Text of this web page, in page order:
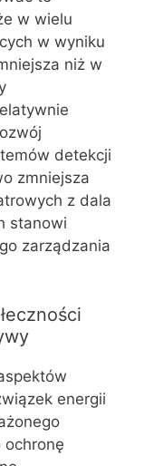
w wielu
w wyniku
niż w
detekcji
zmniejsza
z dala
stanowi
zarządzania
energii
ochronę